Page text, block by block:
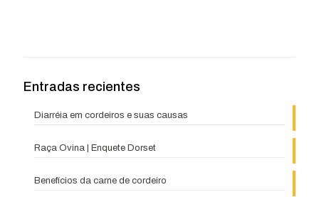
Entradas recientes
Diarréia em cordeiros e suas causas
Raça Ovina | Enquete Dorset
Benefícios da carne de cordeiro